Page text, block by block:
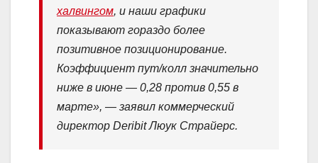
халвингом, и наши графики
показывают гораздо более
позитивное позиционирование.
Коэффициент пут/колл значительно
ниже в июне — 0,28 против 0,55 в
марте», — заявил коммерческий
директор Deribit Люук Страйерс.